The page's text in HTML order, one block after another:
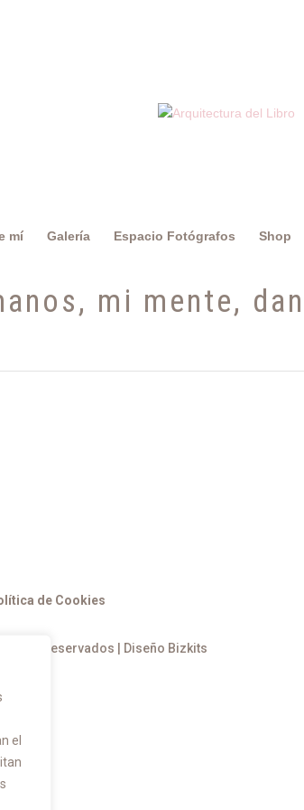
el
mí Galería Espacio Fotógrafos Shop
mi mente,
de Cookies
reservados | Diseño Bizkits